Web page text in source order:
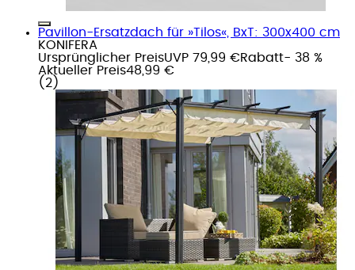
Pavillon-Ersatzdach für »Tilos«, BxT: 300x400 cm
KONIFERA
Ursprünglicher PreisUVP 79,99 €Rabatt- 38 %
Aktueller Preis48,99 €
( 2 )